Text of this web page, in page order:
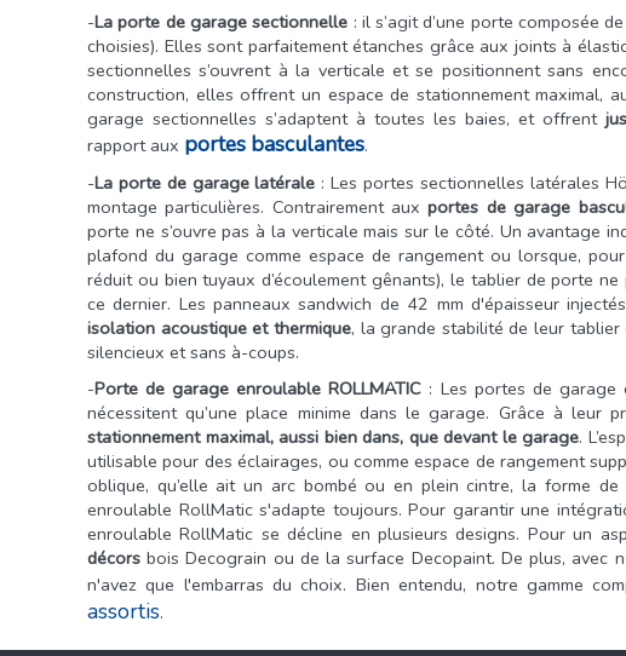
-La porte de garage sectionnelle : il s’agit d’une porte composée
choisies). Elles sont parfaitement étanches grâce aux joints à
sectionnelles s’ouvrent à la verticale et se positionnent sans
construction, elles offrent un espace de stationnement maximal,
garage sectionnelles s’adaptent à toutes les baies, et offrent
rapport aux portes basculantes.
-La porte de garage latérale : Les portes sectionnelles latérales
montage particulières. Contrairement auxportes de garage
porte ne s’ouvre pas à la verticale mais sur le côté. Un avantage
plafond du garage comme espace de rangement ou lorsque,
réduit ou bien tuyaux d’écoulement gênants), le tablier de porte
ce dernier. Les panneaux sandwich de 42 mm d'épaisseur
isolation acoustique et thermique, la grande stabilité de leur
silencieux et sans à-coups.
-Porte de garage enroulable ROLLMATIC : Les portes de garage
nécessitent qu’une place minime dans le garage. Grâce à leur
stationnement maximal, aussi bien dans, que devant le garage.
utilisable pour des éclairages, ou comme espace de rangement
oblique, qu’elle ait un arc bombé ou en plein cintre, la forme
enroulable RollMatic s'adapte toujours. Pour garantir une
enroulable RollMatic se décline en plusieurs designs. Pour un
décors bois Decograin ou de la surface Decopaint. De plus, avec
n'avez que l'embarras du choix. Bien entendu, notre gamme
assortis.